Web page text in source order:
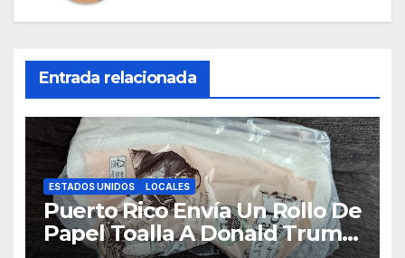
Entrada relacionada
ESTADOS UNIDOS LOCALES
Puerto Rico Envía Un Rollo De
Papel Toalla A Donald Trump